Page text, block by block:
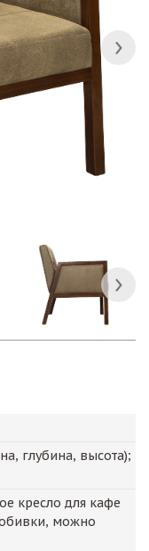
глубина, высота);
кресло для кафе
можно